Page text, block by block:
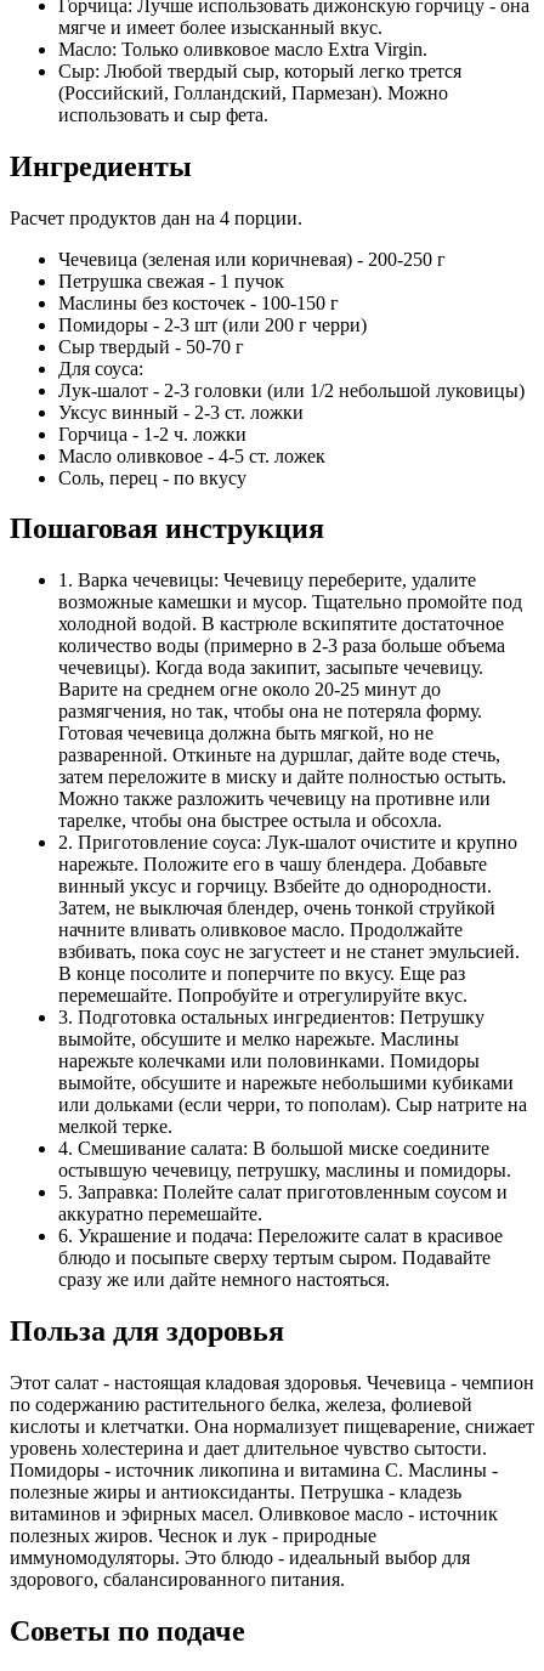
Горчица: Лучше использовать дижонскую горчицу - она
мягче и имеет более изысканный вкус.
Масло: Только оливковое масло Extra Virgin.
Сыр: Любой твердый сыр, который легко трется
(Российский, Голландский, Пармезан). Можно
использовать и сыр фета.
Ингредиенты
Расчет продуктов дан на 4 порции.
Чечевица (зеленая или коричневая) - 200-250 г
Петрушка свежая - 1 пучок
Маслины без косточек - 100-150 г
Помидоры - 2-3 шт (или 200 г черри)
Сыр твердый - 50-70 г
Для соуса:
Лук-шалот - 2-3 головки (или 1/2 небольшой луковицы)
Уксус винный - 2-3 ст. ложки
Горчица - 1-2 ч. ложки
Масло оливковое - 4-5 ст. ложек
Соль, перец - по вкусу
Пошаговая инструкция
1. Варка чечевицы: Чечевицу переберите, удалите
возможные камешки и мусор. Тщательно промойте под
холодной водой. В кастрюле вскипятите достаточное
количество воды (примерно в 2-3 раза больше объема
чечевицы). Когда вода закипит, засыпьте чечевицу.
Варите на среднем огне около 20-25 минут до
размягчения, но так, чтобы она не потеряла форму.
Готовая чечевица должна быть мягкой, но не
разваренной. Откиньте на дуршлаг, дайте воде стечь,
затем переложите в миску и дайте полностью остыть.
Можно также разложить чечевицу на противне или
тарелке, чтобы она быстрее остыла и обсохла.
2. Приготовление соуса: Лук-шалот очистите и крупно
нарежьте. Положите его в чашу блендера. Добавьте
винный уксус и горчицу. Взбейте до однородности.
Затем, не выключая блендер, очень тонкой струйкой
начните вливать оливковое масло. Продолжайте
взбивать, пока соус не загустеет и не станет эмульсией.
В конце посолите и поперчите по вкусу. Еще раз
перемешайте. Попробуйте и отрегулируйте вкус.
3. Подготовка остальных ингредиентов: Петрушку
вымойте, обсушите и мелко нарежьте. Маслины
нарежьте колечками или половинками. Помидоры
вымойте, обсушите и нарежьте небольшими кубиками
или дольками (если черри, то пополам). Сыр натрите на
мелкой терке.
4. Смешивание салата: В большой миске соедините
остывшую чечевицу, петрушку, маслины и помидоры.
5. Заправка: Полейте салат приготовленным соусом и
аккуратно перемешайте.
6. Украшение и подача: Переложите салат в красивое
блюдо и посыпьте сверху тертым сыром. Подавайте
сразу же или дайте немного настояться.
Польза для здоровья
Этот салат - настоящая кладовая здоровья. Чечевица - чемпион
по содержанию растительного белка, железа, фолиевой
кислоты и клетчатки. Она нормализует пищеварение, снижает
уровень холестерина и дает длительное чувство сытости.
Помидоры - источник ликопина и витамина C. Маслины -
полезные жиры и антиоксиданты. Петрушка - кладезь
витаминов и эфирных масел. Оливковое масло - источник
полезных жиров. Чеснок и лук - природные
иммуномодуляторы. Это блюдо - идеальный выбор для
здорового, сбалансированного питания.
Советы по подаче